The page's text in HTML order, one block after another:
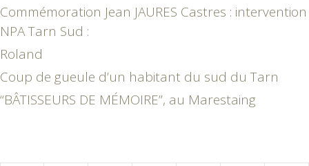
Commémoration Jean JAURES Castres : intervention
NPA Tarn Sud :
Roland
Coup de gueule d’un habitant du sud du Tarn
“BÂTISSEURS DE MÉMOIRE”, au Marestaing